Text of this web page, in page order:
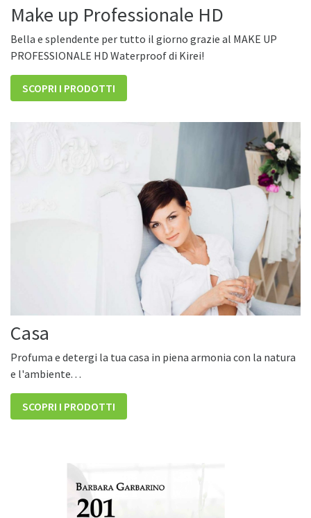
Make up Professionale HD
Bella e splendente per tutto il giorno grazie al MAKE UP
PROFESSIONALE HD Waterproof di Kirei!
SCOPRI I PRODOTTI
Casa
Profuma e detergi la tua casa in piena armonia con la natura
e l'ambiente. . .
SCOPRI I PRODOTTI